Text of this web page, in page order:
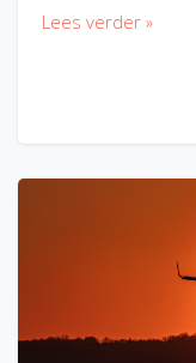
Lees verder »